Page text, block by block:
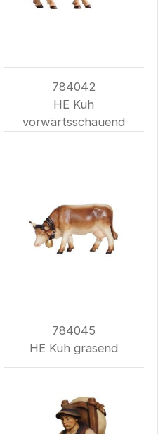
784042
HE Kuh
vorwärtsschauend
784045
HE Kuh grasend